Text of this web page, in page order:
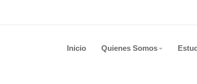
Inicio Quienes Somos